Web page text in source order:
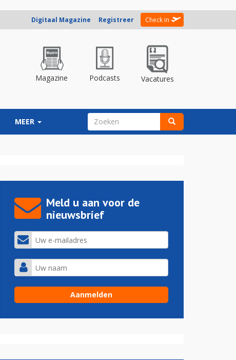
Digitaal Magazine Registreer Check in
Magazine Podcasts Vacatures
MEER ZOEKVELD
Meld u aan voor de
nieuwsbrief